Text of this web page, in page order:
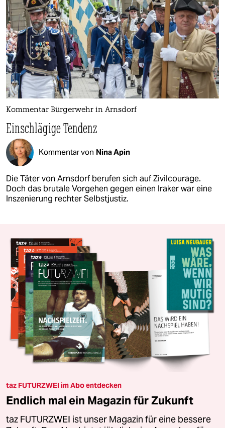
Kommentar Bürgerwehr in Arnsdorf
Einschlägige Tendenz
Kommentar von Nina Apin
Die Täter von Arnsdorf berufen sich auf Zivilcourage.
Doch das brutale Vorgehen gegen einen Iraker war eine
Inszenierung rechter Selbstjustiz.
taz FUTURZWEI im Abo entdecken
Endlich mal ein Magazin für Zukunft
taz FUTURZWEI ist unser Magazin für eine bessere